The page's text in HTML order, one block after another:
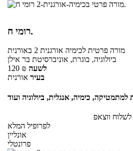
רומי ח.
מורה פרטית לכימיה אורגנית 2
באורנית
ביולוגיה, בוגרת, אוניברסיטת בר אילן
120 ₪ לשעה
בעיר אורנית
כימיה, אנגלית, ביולוגיה ועוד
לשלוח ווצאפ
לפרופיל המלא
אונליין
פרונטלי